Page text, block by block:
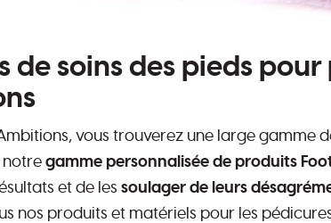
de soins des pieds
vous trouverez une large gamme
notre gamme personnalisée de produits
et de les soulager de leurs
nos produits et matériels pour les